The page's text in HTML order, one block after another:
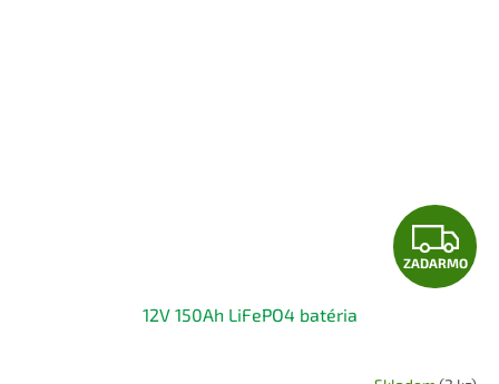
Z
A
ZADARMO
12V 150Ah LiFePO4 batéria